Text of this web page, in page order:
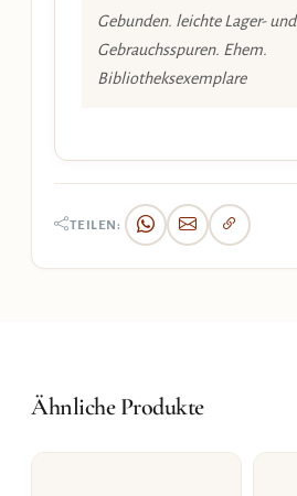
Gebunden. leichte Lager- und
Gebrauchsspuren. Ehem.
Bibliotheksexemplare
TEILEN:
Ähnliche Produkte